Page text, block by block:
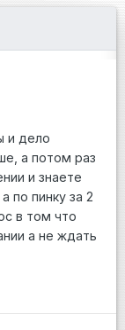
и дело
а потом раз
и знаете
по пинку за 2
в том что
а не ждать